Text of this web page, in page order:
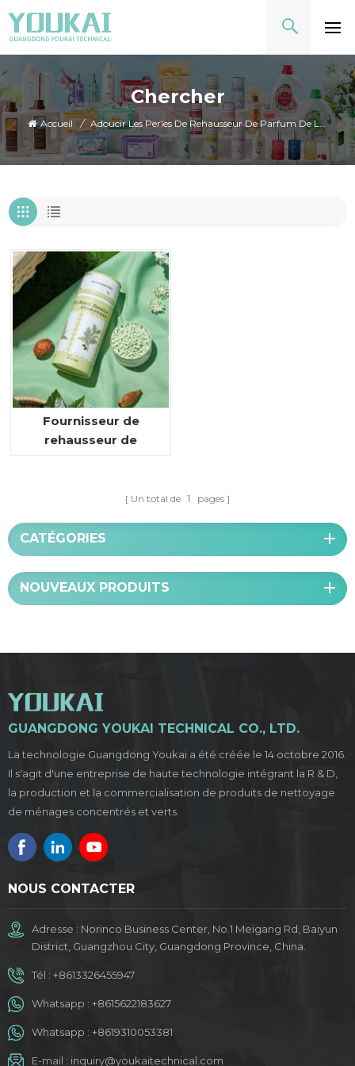
Chercher
Accueil / Adoucir Les Perles De Rehausseur De Parfum De Lessive
Fournisseur de
rehausseur de
Un total de 1 pages
CATÉGORIES
NOUVEAUX PRODUITS
GUANGDONG YOUKAI TECHNICAL CO., LTD.
La technologie Guangdong Youkai a été créée le 14 octobre 2016.
Il s'agit d'une entreprise de haute technologie intégrant la R & D,
la production et la commercialisation de produits de nettoyage
de ménages concentrés et verts.
NOUS CONTACTER
Adresse : Norinco Business Center, No.1 Meigang Rd, Baiyun
District, Guangzhou City, Guangdong Province, China.
Tél : +8613326455947
Whatsapp : +8615622183627
Whatsapp : +8619310053381
E-mail : inquiry@youkaitechnical.com